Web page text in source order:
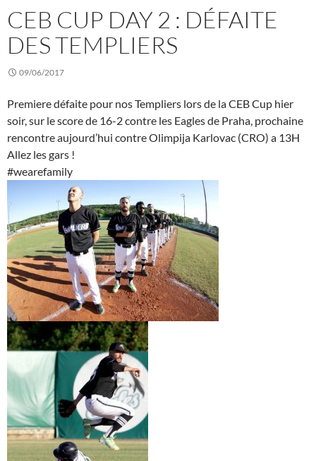
CEB CUP DAY 2 : DÉFAITE
DES TEMPLIERS
09/06/2017
Premiere défaite pour nos Templiers lors de la CEB Cup hier
soir, sur le score de 16-2 contre les Eagles de Praha, prochaine
rencontre aujourd’hui contre Olimpija Karlovac (CRO) a 13H
Allez les gars !
#wearefamily